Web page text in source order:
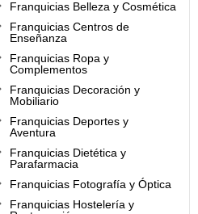
Franquicias Belleza y Cosmética
Franquicias Centros de
Enseñanza
Franquicias Ropa y
Complementos
Franquicias Decoración y
Mobiliario
Franquicias Deportes y
Aventura
Franquicias Dietética y
Parafarmacia
Franquicias Fotografía y Óptica
Franquicias Hostelería y